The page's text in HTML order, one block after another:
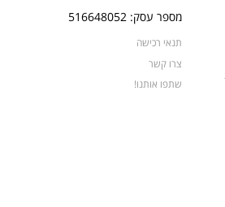
מספר עסק: 516648052
תנאי רכישה
צרו קשר
שתפו אותנו!